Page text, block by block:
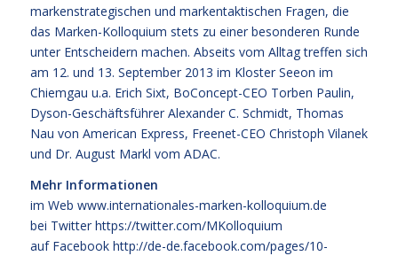
markenstrategischen und markentaktischen Fragen, die
das Marken-Kolloquium stets zu einer besonderen Runde
unter Entscheidern machen. Abseits vom Alltag treffen sich
am 12. und 13. September 2013 im Kloster Seeon im
Chiemgau u.a. Erich Sixt, BoConcept-CEO Torben Paulin,
Dyson-Geschäftsführer Alexander C. Schmidt, Thomas
Nau von American Express, Freenet-CEO Christoph Vilanek
und Dr. August Markl vom ADAC.
Mehr Informationen
im Web www.internationales-marken-kolloquium.de
bei Twitter https://twitter.com/MKolloquium
auf Facebook http://de-de.facebook.com/pages/10-